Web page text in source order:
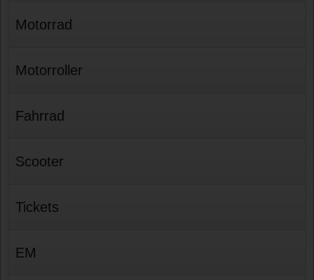
Motorrad
Motorroller
Fahrrad
Scooter
Tickets
EM